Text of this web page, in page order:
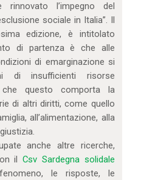
l’impegno del
sociale in Italia”. Il
edizione, è intitolato
di partenza è che alle
di emarginazione si
di insufficienti risorse
che questo comporta la
di altri diritti, come quello
all’alimentazione, alla
anche altre ricerche,
ilCsv Sardegna solidale
le risposte, le